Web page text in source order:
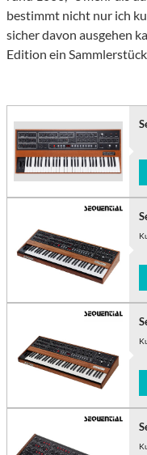
bestimmt nicht nur ich
sicher davon ausgehen
Edition ein